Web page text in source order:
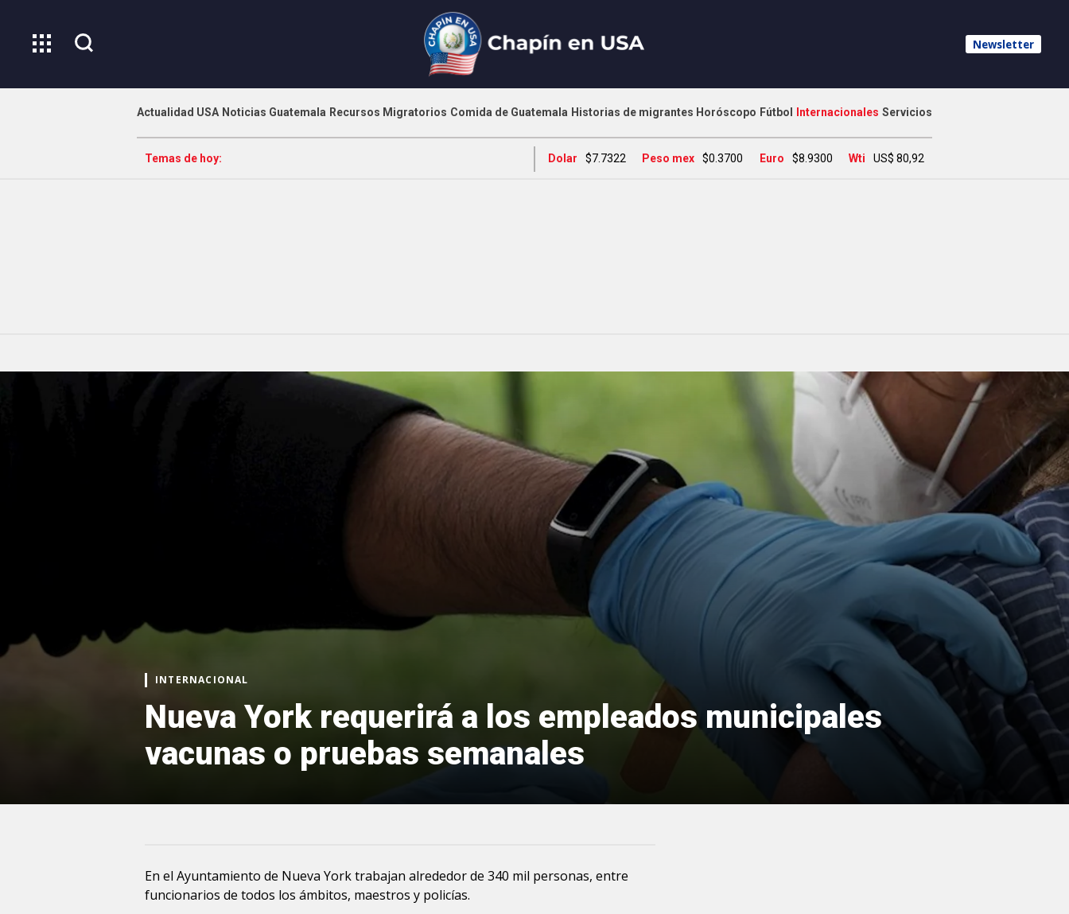
Newsletter
Actualidad USA Noticias Guatemala Recursos Migratorios Comida de Guatemala Historias de migrantes Horóscopo Fútbol Internacionales Servicios
Temas de hoy: Dolar $7.7322 Peso mex $0.3700 Euro $8.9300 Wti US$ 80,92
INTERNACIONAL
Nueva York requerirá a los empleados municipales
vacunas o pruebas semanales
En el Ayuntamiento de Nueva York trabajan alrededor de 340 mil personas, entre
funcionarios de todos los ámbitos, maestros y policías.